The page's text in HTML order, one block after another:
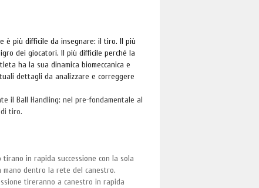
è più difficile da insegnare: il tiro. Il più
dei giocatori. Il più difficile perché la
ha la sua dinamica biomeccanica e
dettagli da analizzare e correggere
il Ball Handling: nel pre-fondamentale al
tiro.
in rapida successione con la sola
dentro la rete del canestro.
tireranno a canestro in rapida